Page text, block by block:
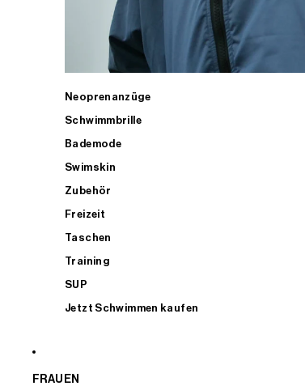
Neoprenanzüge
Schwimmbrille
Bademode
Swimskin
Zubehör
Freizeit
Taschen
Training
SUP
Jetzt Schwimmen kaufen
FRAUEN